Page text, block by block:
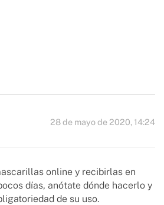
28 de mayo de 2020, 14:24
online y recibirlas en
días, anótate dónde hacerlo y
de su uso.